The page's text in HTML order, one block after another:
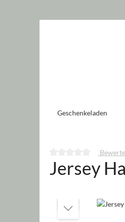
Geschenkeladen
Durchschnittliche
Jersey
Bildergalerie